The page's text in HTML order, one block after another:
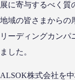
展に寄与するべく質
地域の皆さまからの
リーディングカンパ
ました。
ALSOK株式会社を